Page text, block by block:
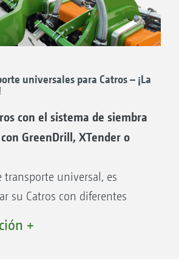
universales para Catros – ¡La
con el sistema de siembra
GreenDrill, XTender o
transporte universal, es
su Catros con diferentes
De esta forma, es
+